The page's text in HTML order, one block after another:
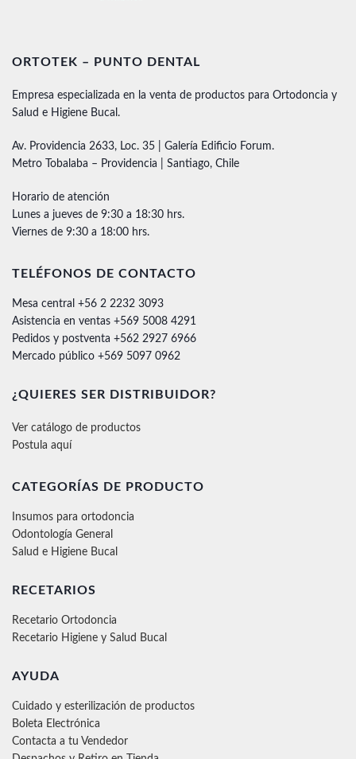
ORTOTEK – PUNTO DENTAL
Empresa especializada en la venta de productos para Ortodoncia y
Salud e Higiene Bucal.
Av. Providencia 2633, Loc. 35 | Galería Edificio Forum.
Metro Tobalaba – Providencia | Santiago, Chile
Horario de atención
Lunes a jueves de 9:30 a 18:30 hrs.
Viernes de 9:30 a 18:00 hrs.
TELÉFONOS DE CONTACTO
Mesa central +56 2 2232 3093
Asistencia en ventas +569 5008 4291
Pedidos y postventa +562 2927 6966
Mercado público +569 5097 0962
¿QUIERES SER DISTRIBUIDOR?
Ver catálogo de productos
Postula aquí
CATEGORÍAS DE PRODUCTO
Insumos para ortodoncia
Odontología General
Salud e Higiene Bucal
RECETARIOS
Recetario Ortodoncia
Recetario Higiene y Salud Bucal
AYUDA
Cuidado y esterilización de productos
Boleta Electrónica
Contacta a tu Vendedor